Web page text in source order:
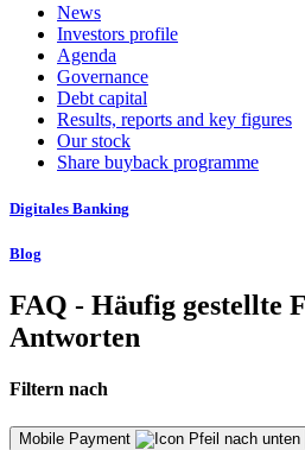
News
Investors profile
Agenda
Governance
Debt capital
Results, reports and key figures
Our stock
Share buyback programme
Digitales Banking
Blog
FAQ - Häufig gestellte
Antworten
Filtern nach
Mobile Payment